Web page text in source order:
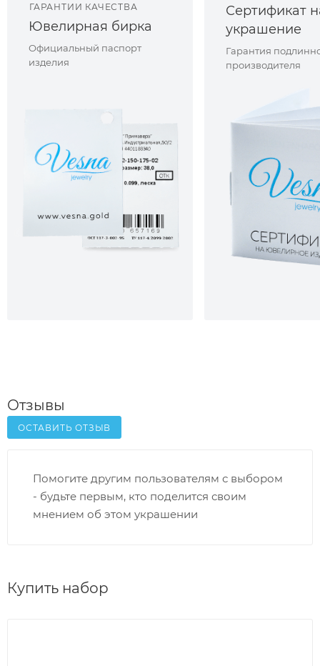
ГАРАНТИИ КАЧЕСТВА
Ювелирная бирка
Официальный паспорт
изделия
Сертификат
украшение
Гарантия
производителя
Отзывы
ОСТАВИТЬ ОТЗЫВ
Помогите другим пользователям с выбором
- будьте первым, кто поделится своим
мнением об этом украшении
Купить набор